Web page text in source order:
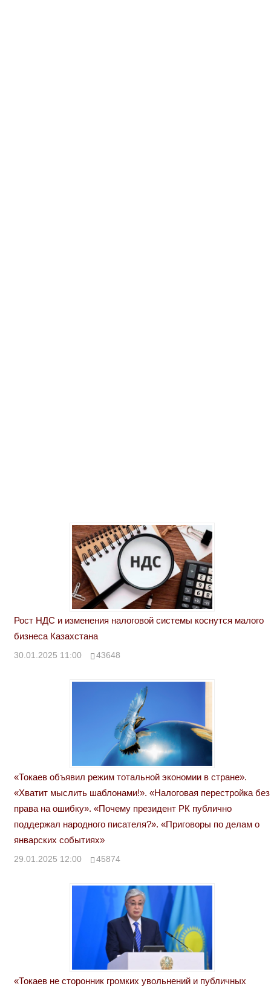
Рост НДС и изменения налоговой системы коснутся малого
бизнеса Казахстана
30.01.2025 11:00 43648
«Токаев объявил режим тотальной экономии в стране».
«Хватит мыслить шаблонами!». «Налоговая перестройка без
права на ошибку». «Почему президент РК публично
поддержал народного писателя?». «Приговоры по делам о
январских событиях»
29.01.2025 12:00 45874
«Токаев не сторонник громких увольнений и публичных